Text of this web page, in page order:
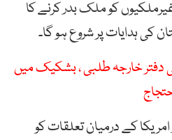
کو ملک بدر کرنے کا
کی ہدایات پر شروع ہو گا۔
دفتر خارجہ طلبی ، بشکیک میں
امریکا کے درمیان تعلقات کو